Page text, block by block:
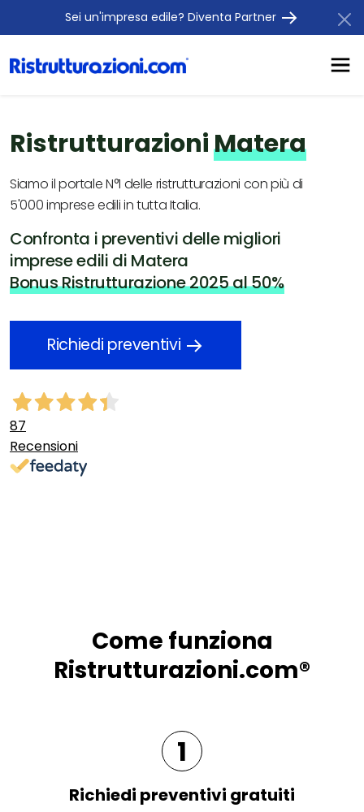
Sei un'impresa edile? Diventa Partner
RistrutturazioniMatera
Siamo il portale N°1 delle ristrutturazioni con più di
5'000 imprese edili in tutta Italia.
Confronta i preventivi delle migliori
imprese edili di Matera
Bonus Ristrutturazione 2025 al 50%
Richiedi preventivi
87
Recensioni
Come funziona
Ristrutturazioni.com®
1
Richiedi preventivi gratuiti